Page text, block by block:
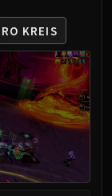
KREIS